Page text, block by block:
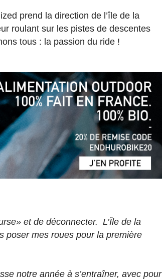
prend la direction de l’île de la
roulant sur les pistes de descentes
tous : la passion du ride !
et de déconnecter. L’Île de la
poser mes roues pour la première
notre année à s’entraîner, avec pour